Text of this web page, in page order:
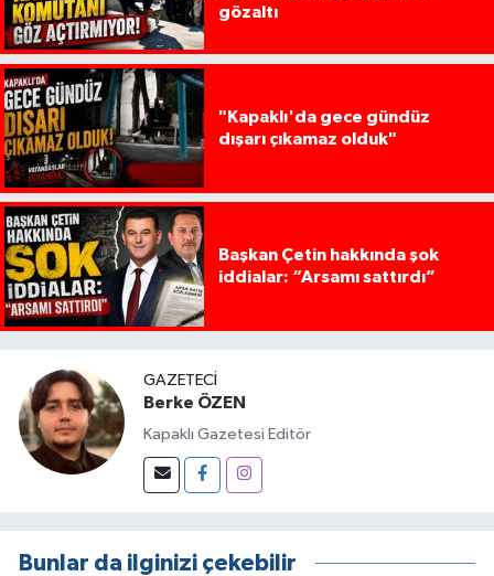
gözaltı
"Kapaklı'da gece gündüz
dışarı çıkamaz olduk"
Başkan Çetin hakkında şok
iddialar: “Arsamı sattırdı”
GAZETECI
Berke ÖZEN
Kapaklı Gazetesi Editör
Bunlar da ilginizi çekebilir